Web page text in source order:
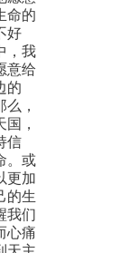
命的
好
，我
意给
的
，
，
信
。或
更加
的生
我们
心痛